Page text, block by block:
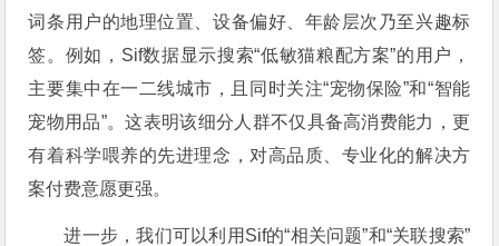
词条用户的地理位置、设备偏好、年龄层次乃至兴趣标
签。例如，Sif数据显示搜索“低敏猫粮配方案”的用户，
主要集中在一二线城市，且同时关注“宠物保险”和“智能
宠物用品”。这表明该细分人群不仅具备高消费能力，更
有着科学喂养的先进理念，对高品质、专业化的解决方
案付费意愿更强。
进一步，我们可以利用Sif的“相关问题”和“关联搜索”